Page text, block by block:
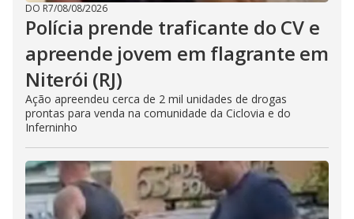
DO R7/08/08/2026
Polícia prende traficante do CV e
apreende jovem em flagrante em
Niterói (RJ)
Ação apreendeu cerca de 2 mil unidades de drogas
prontas para venda na comunidade da Ciclovia e do
Inferninho